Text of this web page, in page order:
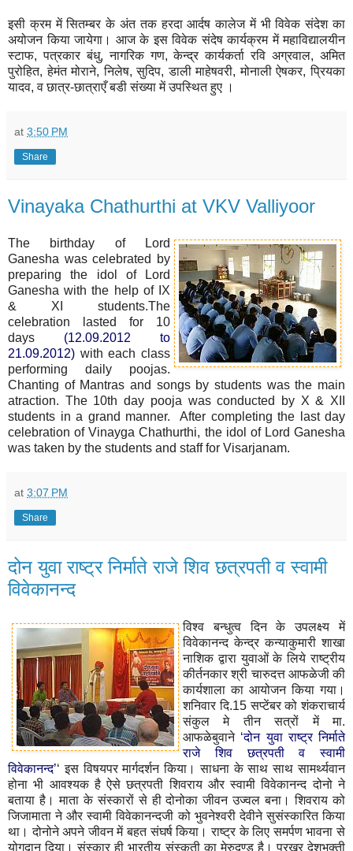
इसी क्रम में सितम्बर के अंत तक हरदा आर्दष कालेज में भी विवेक संदेश का
अयोजन किया जायेगा। आज के इस विवेक संदेष कार्यक्रम में महाविद्यालयीन
स्टाफ, पत्रकार बंधु, नागरिक गण, केन्द्र कार्यकर्ता रवि अग्रवाल, अमित
पुरोहित, हेमंत मोराने, निलेष, सुदिप, डाली माहेषवरी, मोनाली ऐषकर, प्रियका
यादव, व छात्र-छात्राएँ बडी संख्या में उपस्थित हुए ।
at 3:50 PM
Share
Vinayaka Chathurthi at VKV Valliyoor
The birthday of Lord
Ganesha was celebrated by
preparing the idol of Lord
Ganesha with the help of IX
& XI students.The
celebration lasted for 10
days (12.09.2012 to
21.09.2012) with each class
performing daily poojas.
Chanting of Mantras and songs by students was the main
atraction. The 10th day pooja was conducted by X & XII
students in a grand manner. After completing the last day
celebration of Vinayga Chathurthi, the idol of Lord Ganesha
was taken by the students and staff for Visarjanam.
at 3:07 PM
Share
दोन युवा राष्ट्र निर्माते राजे शिव छत्रपती व स्वामी
विवेकानन्द
विश्व बन्धुत्व दिन के उपलक्ष्य में
विवेकानन्द केन्द्र कन्याकुमारी शाखा
नाशिक द्वारा युवाओं के लिये राष्ट्रीय
कीर्तनकार श्री चारुदत्त आफळेजी की
कार्यशाला का आयोजन किया गया।
शनिवार दि.15 सप्टेंबर को शंकराचार्य
संकुल मे तीन सत्रों में मा.
आफळेबुवाने ‘दोन युवा राष्ट्र निर्माते
राजे शिव छत्रपती व स्वामी
विवेकानन्द’‘ इस विषयपर मार्गदर्शन किया। साधना के साथ साथ सामर्थ्यवान
होना भी आवश्यक है ऐसे छत्रपती शिवराय और स्वामी विवेकानन्द दोनो ने
बताया है। माता के संस्कारों से ही दोनोका जीवन उज्वल बना। शिवराय को
जिजामाता ने और स्वामी विवेकानन्दजी को भुवनेश्वरी देवीने सुसंस्कारित किया
था। दोनोने अपने जीवन में बहत संघर्ष किया। राष्ट्र के लिए समर्पण भावना से
योगदान दिया। संस्कार ही भारतीय संस्कृती का मेरुदण्ड है। प्रखर देशभक्ती